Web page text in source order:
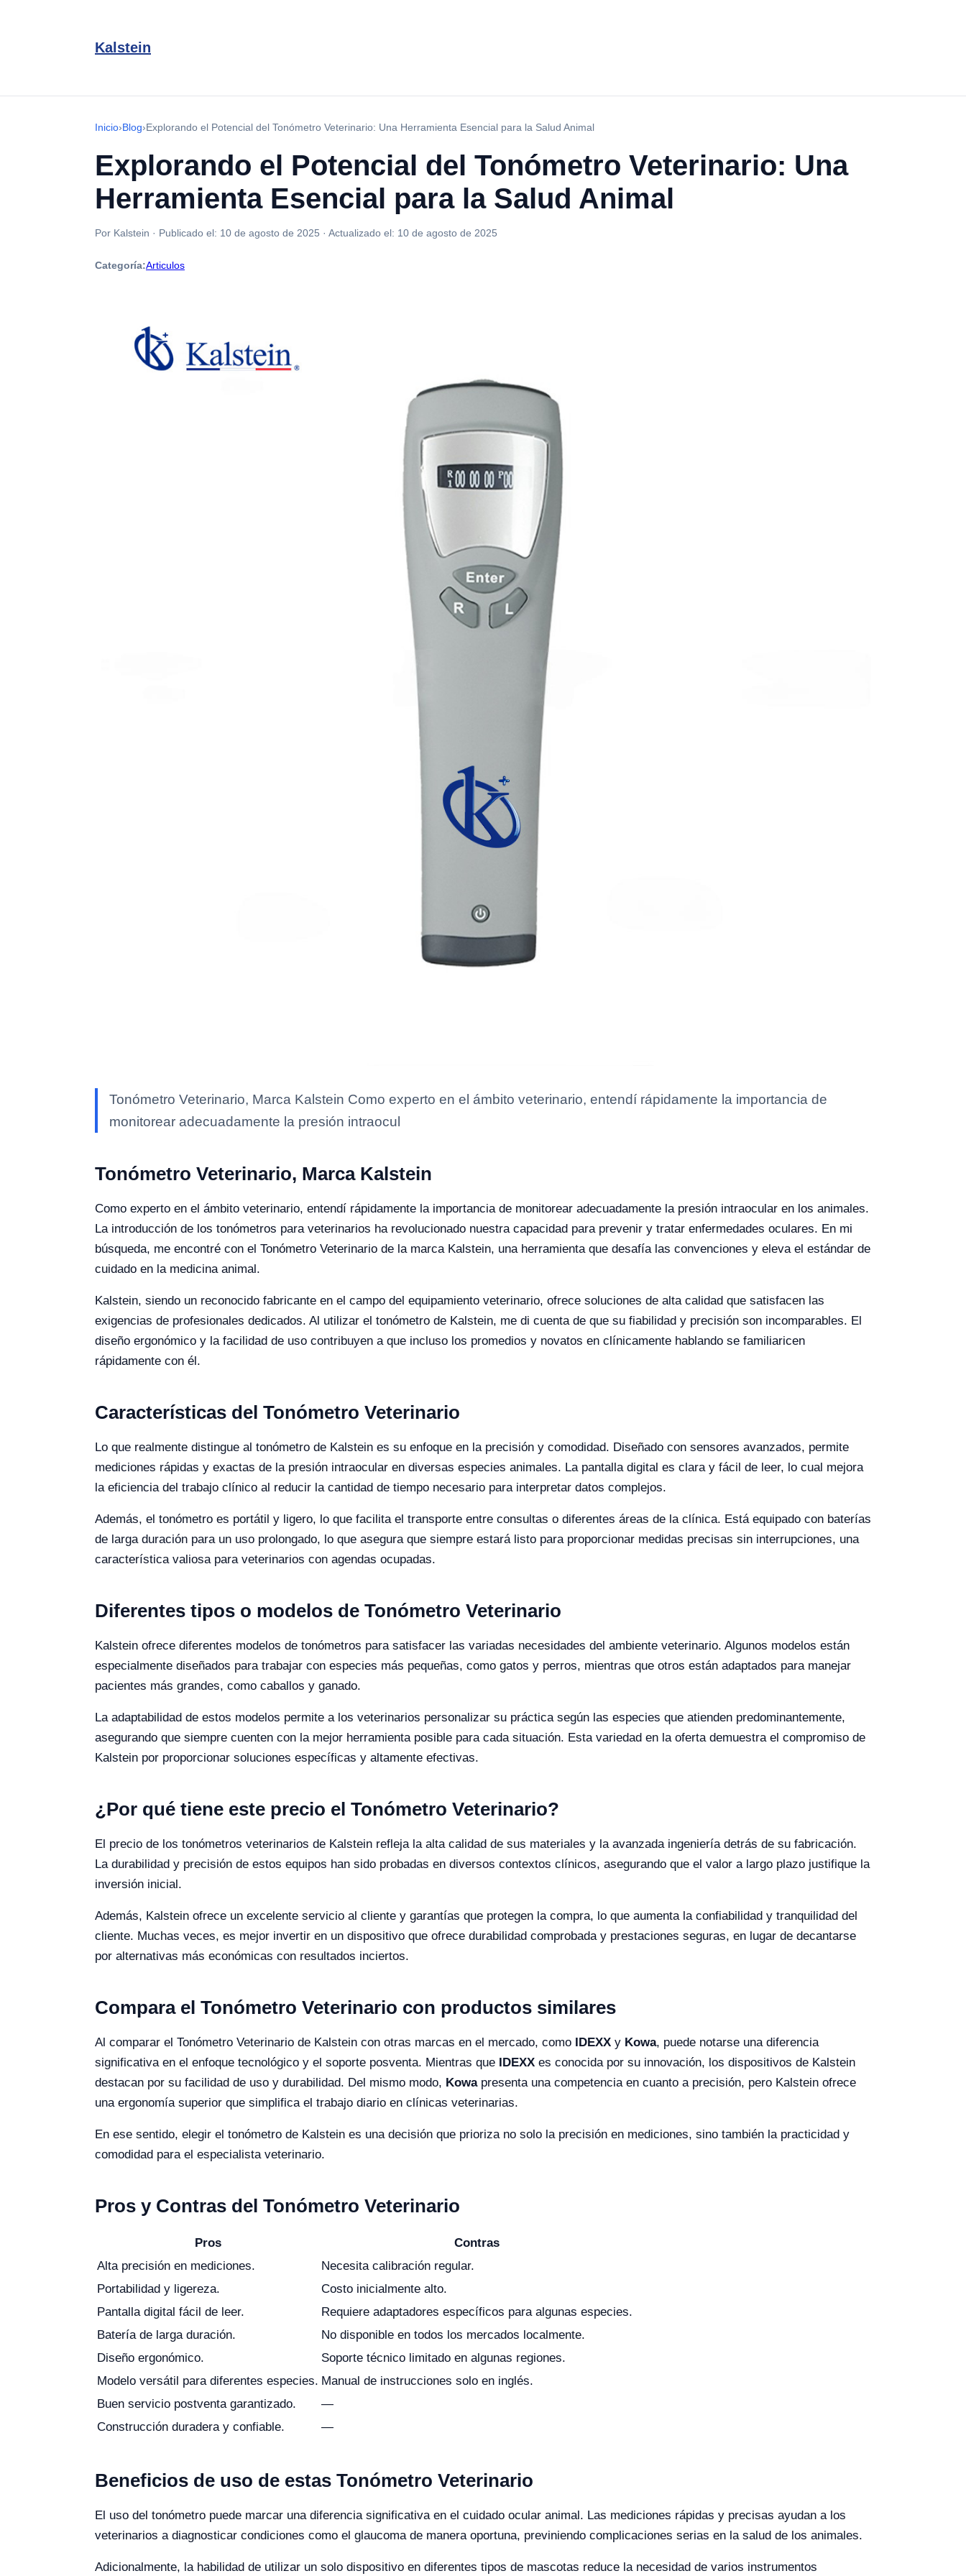
Kalstein
Inicio›Blog›Explorando el Potencial del Tonómetro Veterinario: Una Herramienta Esencial para la Salud Animal
Explorando el Potencial del Tonómetro Veterinario: Una
Herramienta Esencial para la Salud Animal
Por Kalstein · Publicado el: 10 de agosto de 2025 · Actualizado el: 10 de agosto de 2025
Categoría:Articulos
Tonómetro Veterinario, Marca Kalstein Como experto en el ámbito veterinario, entendí rápidamente la importancia de
monitorear adecuadamente la presión intraocul
Tonómetro Veterinario, Marca Kalstein
Como experto en el ámbito veterinario, entendí rápidamente la importancia de monitorear adecuadamente la presión intraocular en los animales.
La introducción de los tonómetros para veterinarios ha revolucionado nuestra capacidad para prevenir y tratar enfermedades oculares. En mi
búsqueda, me encontré con el Tonómetro Veterinario de la marca Kalstein, una herramienta que desafía las convenciones y eleva el estándar de
cuidado en la medicina animal.
Kalstein, siendo un reconocido fabricante en el campo del equipamiento veterinario, ofrece soluciones de alta calidad que satisfacen las
exigencias de profesionales dedicados. Al utilizar el tonómetro de Kalstein, me di cuenta de que su fiabilidad y precisión son incomparables. El
diseño ergonómico y la facilidad de uso contribuyen a que incluso los promedios y novatos en clínicamente hablando se familiaricen
rápidamente con él.
Características del Tonómetro Veterinario
Lo que realmente distingue al tonómetro de Kalstein es su enfoque en la precisión y comodidad. Diseñado con sensores avanzados, permite
mediciones rápidas y exactas de la presión intraocular en diversas especies animales. La pantalla digital es clara y fácil de leer, lo cual mejora
la eficiencia del trabajo clínico al reducir la cantidad de tiempo necesario para interpretar datos complejos.
Además, el tonómetro es portátil y ligero, lo que facilita el transporte entre consultas o diferentes áreas de la clínica. Está equipado con baterías
de larga duración para un uso prolongado, lo que asegura que siempre estará listo para proporcionar medidas precisas sin interrupciones, una
característica valiosa para veterinarios con agendas ocupadas.
Diferentes tipos o modelos de Tonómetro Veterinario
Kalstein ofrece diferentes modelos de tonómetros para satisfacer las variadas necesidades del ambiente veterinario. Algunos modelos están
especialmente diseñados para trabajar con especies más pequeñas, como gatos y perros, mientras que otros están adaptados para manejar
pacientes más grandes, como caballos y ganado.
La adaptabilidad de estos modelos permite a los veterinarios personalizar su práctica según las especies que atienden predominantemente,
asegurando que siempre cuenten con la mejor herramienta posible para cada situación. Esta variedad en la oferta demuestra el compromiso de
Kalstein por proporcionar soluciones específicas y altamente efectivas.
¿Por qué tiene este precio el Tonómetro Veterinario?
El precio de los tonómetros veterinarios de Kalstein refleja la alta calidad de sus materiales y la avanzada ingeniería detrás de su fabricación.
La durabilidad y precisión de estos equipos han sido probadas en diversos contextos clínicos, asegurando que el valor a largo plazo justifique la
inversión inicial.
Además, Kalstein ofrece un excelente servicio al cliente y garantías que protegen la compra, lo que aumenta la confiabilidad y tranquilidad del
cliente. Muchas veces, es mejor invertir en un dispositivo que ofrece durabilidad comprobada y prestaciones seguras, en lugar de decantarse
por alternativas más económicas con resultados inciertos.
Compara el Tonómetro Veterinario con productos similares
Al comparar el Tonómetro Veterinario de Kalstein con otras marcas en el mercado, como IDEXX y Kowa, puede notarse una diferencia
significativa en el enfoque tecnológico y el soporte posventa. Mientras que IDEXX es conocida por su innovación, los dispositivos de Kalstein
destacan por su facilidad de uso y durabilidad. Del mismo modo, Kowapresenta una competencia en cuanto a precisión, pero Kalstein ofrece
una ergonomía superior que simplifica el trabajo diario en clínicas veterinarias.
En ese sentido, elegir el tonómetro de Kalstein es una decisión que prioriza no solo la precisión en mediciones, sino también la practicidad y
comodidad para el especialista veterinario.
Pros y Contras del Tonómetro Veterinario
Pros
Contras
Alta precisión en mediciones.
Necesita calibración regular.
Portabilidad y ligereza.
Costo inicialmente alto.
Pantalla digital fácil de leer.
Requiere adaptadores específicos para algunas especies.
Batería de larga duración.
No disponible en todos los mercados localmente.
Diseño ergonómico.
Soporte técnico limitado en algunas regiones.
Modelo versátil para diferentes especies. Manual de instrucciones solo en inglés.
Buen servicio postventa garantizado.
—
Construcción duradera y confiable.
—
Beneficios de uso de estas Tonómetro Veterinario
El uso del tonómetro puede marcar una diferencia significativa en el cuidado ocular animal. Las mediciones rápidas y precisas ayudan a los
veterinarios a diagnosticar condiciones como el glaucoma de manera oportuna, previniendo complicaciones serias en la salud de los animales.
Adicionalmente, la habilidad de utilizar un solo dispositivo en diferentes tipos de mascotas reduce la necesidad de varios instrumentos